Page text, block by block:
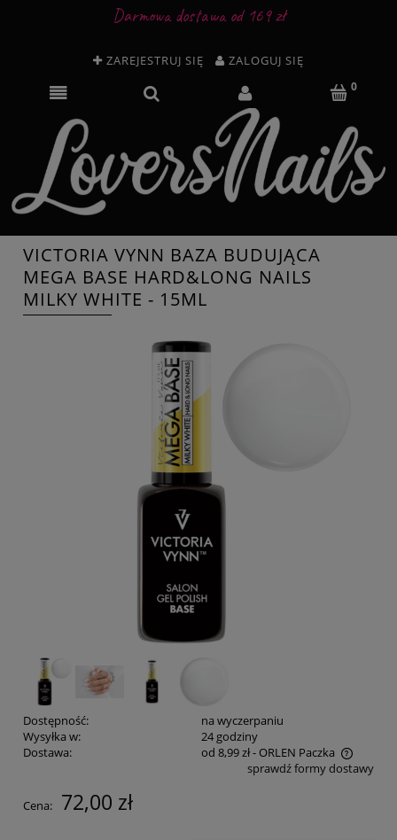
Darmowa dostawa od 169 zł
ZAREJESTRUJ SIĘ ZALOGUJ SIĘ
VICTORIA VYNN BAZA BUDUJĄCA
MEGA BASE HARD&LONG NAILS
MILKY WHITE - 15ML
Dostępność:
na wyczerpaniu
Wysyłka w:
24 godziny
Dostawa:
od 8,99 zł- ORLEN Paczka
Cena nie zawiera ewentualnych kosztów płatnościsprawdź formy dostawy
Cena: 72,00 zł